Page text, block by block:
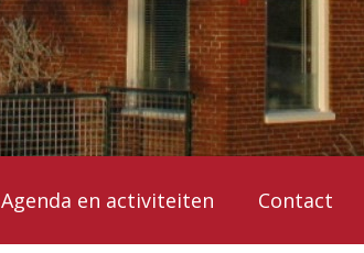
Agenda en activiteiten Contact